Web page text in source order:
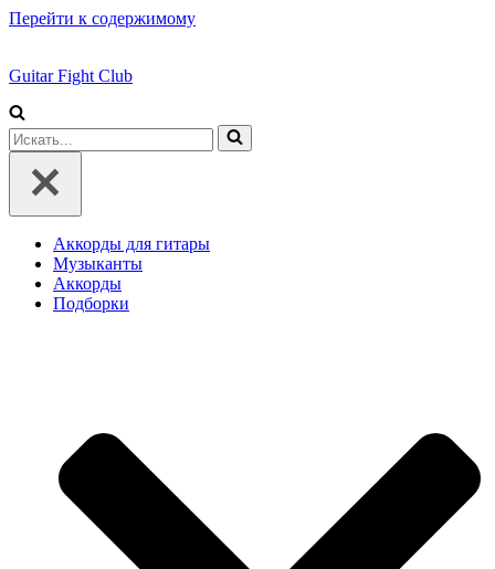
Перейти к содержимому
Guitar Fight Club
Искать...
Аккорды для гитары
Музыканты
Аккорды
Подборки